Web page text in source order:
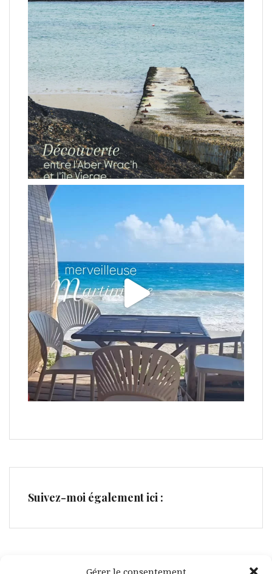
Gérer le consentement
Suivez-moi également ici :